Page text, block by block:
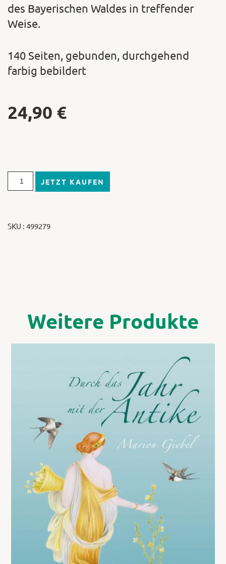
des Bayerischen Waldes in treffender
Weise.
140 Seiten, gebunden, durchgehend
farbig bebildert
24,90 €
JETZT KAUFEN
SKU : 499279
Weitere Produkte